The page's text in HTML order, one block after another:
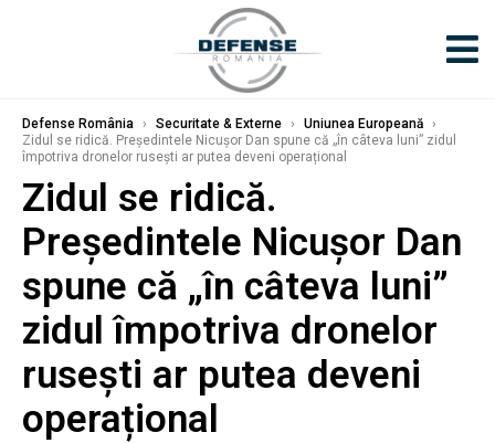
Defense România › Securitate & Externe › Uniunea Europeană ›
Zidul se ridică. Președintele Nicușor Dan spune că „în câteva luni” zidul
împotriva dronelor rusești ar putea deveni operațional
Zidul se ridică.
Președintele Nicușor Dan
spune că „în câteva luni”
zidul împotriva dronelor
rusești ar putea deveni
operațional